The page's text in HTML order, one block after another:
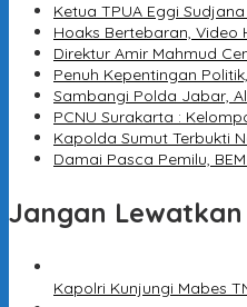
Ketua TPUA Eggi
Hoaks Bertebaran, Video
Direktur Amir Mahmud
Penuh Kepentingan
Sambangi Polda Jabar,
PCNU Surakarta :
Kapolda Sumut Terbukti
Damai Pasca Pemilu,
Jangan Lewatkan
Kapolri Kunjungi Mabes